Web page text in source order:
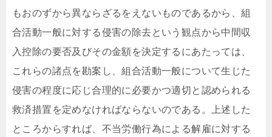
もおのずから異ならざるをえないものであるから、組
合活動一般に対する侵害の除去という観点から中間収
入控除の要否及びその金額を決定するにあたっては、
これらの諸点を勘案し、組合活動一般について生じた
侵害の程度に応じ合理的に必要かつ適切と認められる
救済措置を定めなければならないのである。 上述した
ところからすれば、不当労働行為による解雇に対する